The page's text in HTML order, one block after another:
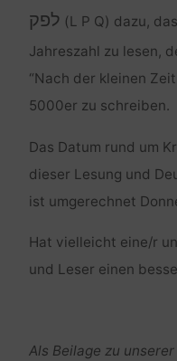
לפק (L P Q) dazu,
Jahreszahl zu lesen,
“Nach der kleinen
5000er zu schreiben.
Das Datum rund um
dieser Lesung und
ist umgerechnet
Hat vielleicht eine/r
und Leser einen
Als Beilage zu